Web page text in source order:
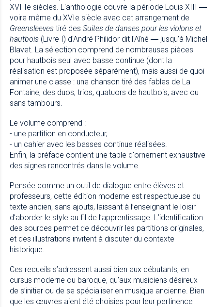
XVIIIe siècles. L'anthologie couvre la période Louis XIII —
voire même du XVIe siècle avec cet arrangement de
Greensleeves tiré des Suites de danses pour les violons et
hautbois (Livre I) d'André Philidor dit l'Aîné — jusqu'à Michel
Blavet. La sélection comprend de nombreuses pièces
pour hautbois seul avec basse continue (dont la
réalisation est proposée séparément), mais aussi de quoi
animer une classe : une chanson tiré des fables de La
Fontaine, des duos, trios, quatuors de hautbois, avec ou
sans tambours.
Le volume comprend :
- une partition en conducteur,
- un cahier avec les basses continue réalisées.
Enfin, la préface contient une table d'ornement exhaustive
des signes rencontrés dans le volume.
Pensée comme un outil de dialogue entre élèves et
professeurs, cette édition moderne est respectueuse du
texte ancien, sans ajouts, laissant à l’enseignant le loisir
d’aborder le style au fil de l’apprentissage. L’identification
des sources permet de découvrir les partitions originales,
et des illustrations invitent à discuter du contexte
historique.
Ces recueils s’adressent aussi bien aux débutants, en
cursus moderne ou baroque, qu’aux musiciens désireux
de s’initier ou de se spécialiser en musique ancienne. Bien
que les œuvres aient été choisies pour leur pertinence